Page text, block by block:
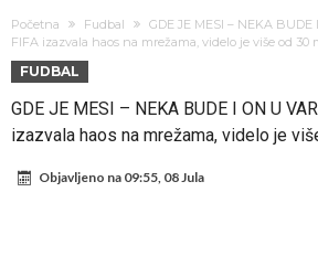
Atletika?!
Ovo se Novaku nikad nije dešavalo:
Zverev se odmah “raspao”
Infantino imao ljubavnicu: Isplivale
novac od UEFA
Mourinho uvodi strogu disciplinu u Real
Početna Fudbal
GDE JE MESI – NEKA
FIFA izazvala haos na mrežama, videlo je više od 30
FUDBAL
GDE JE MESI – NEKA BUDE I ON U
izazvala haos na mrežama, videlo je
Objavljeno na 09:55, 08 Jula